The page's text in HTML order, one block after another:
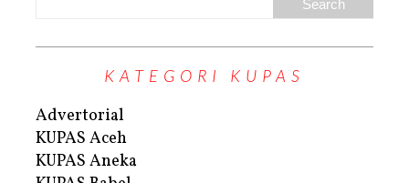
KATEGORI KUPAS
Advertorial
KUPAS Aceh
KUPAS Aneka